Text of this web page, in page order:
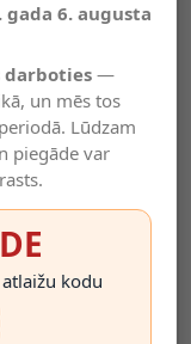
gada 6. augusta
—
un mēs tos
Lūdzam
piegāde var
kodu